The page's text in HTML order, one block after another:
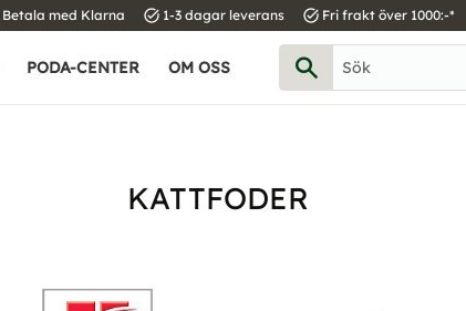
Betala med Klarna task_alt 1-3 dagar leverans task_alt Fri frakt över 1000:-*
PODA-CENTER OM OSS
KATTFODER